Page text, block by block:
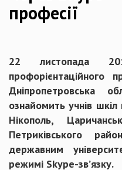
професії
22 листопада
профорієнтаційного
Дніпропетровська
ознайомить учнів
Нікополь,
Петриківського
державним
режимі Skype-зв’язку.